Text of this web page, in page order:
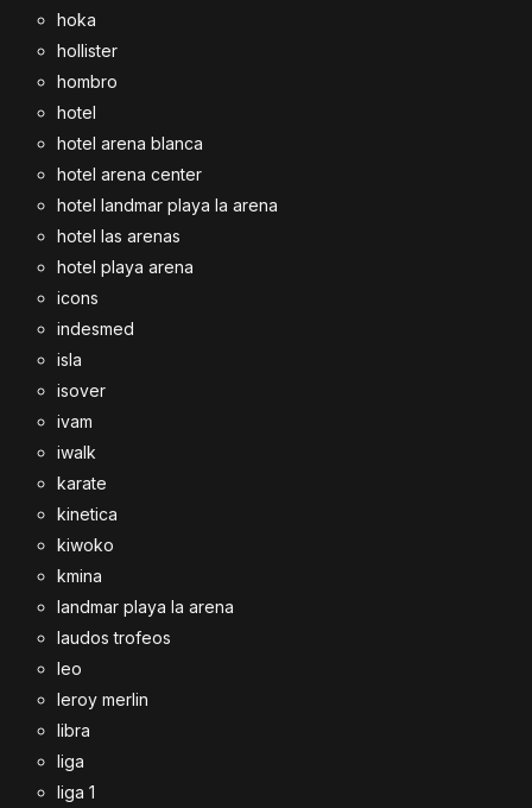
hoka
hollister
hombro
hotel
hotel arena blanca
hotel arena center
hotel landmar playa la arena
hotel las arenas
hotel playa arena
icons
indesmed
isla
isover
ivam
iwalk
karate
kinetica
kiwoko
kmina
landmar playa la arena
laudos trofeos
leo
leroy merlin
libra
liga
liga 1